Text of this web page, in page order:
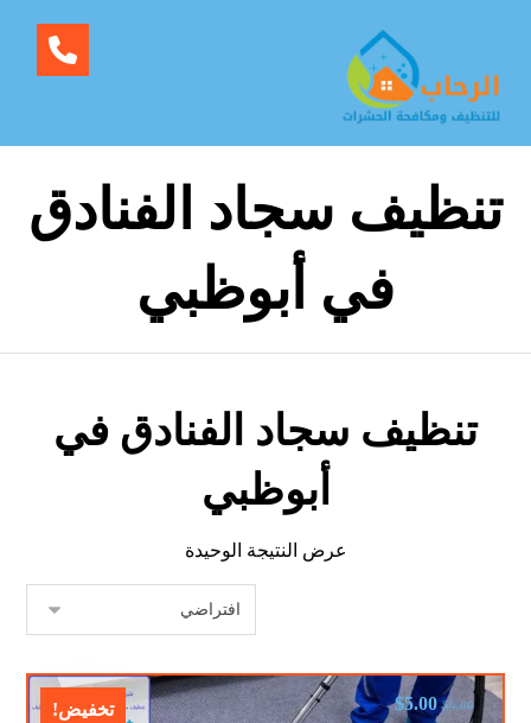
تنظيف سجاد الفنادق
في أبوظبي
تنظيف سجاد الفنادق في
أبوظبي
عرض النتيجة الوحيدة
تخفيض! $9.00
$5.00